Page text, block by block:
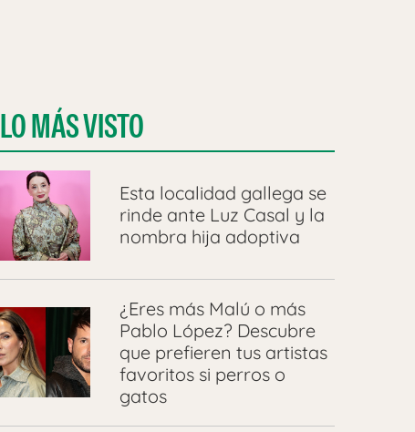
LO MÁS VISTO
Esta localidad gallega se
rinde ante Luz Casal y la
nombra hija adoptiva
¿Eres más Malú o más
Pablo López? Descubre
que prefieren tus artistas
favoritos si perros o
gatos